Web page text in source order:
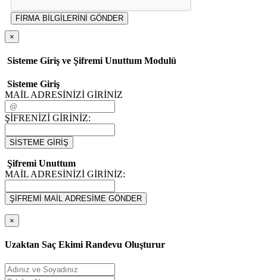
FİRMA BİLGİLERİNİ GÖNDER
×
Sisteme Giriş ve Şifremi Unuttum Modulü
Sisteme Giriş
MAİL ADRESİNİZİ GİRİNİZ
ŞİFRENİZİ GİRİNİZ:
SİSTEME GİRİŞ
Şifremi Unuttum
MAİL ADRESİNİZİ GİRİNİZ:
ŞİFREMİ MAİL ADRESİME GÖNDER
×
Uzaktan Saç Ekimi Randevu Oluşturur